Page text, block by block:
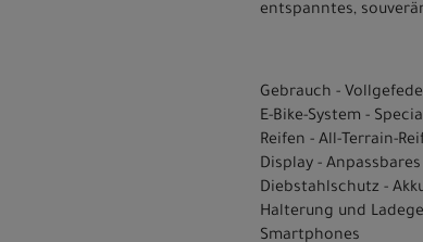
entspanntes,
Gebrauch -
E-Bike-System -
Reifen - All-Terrain-
Display -
Diebstahlschutz -
Halterung und
Smartphones